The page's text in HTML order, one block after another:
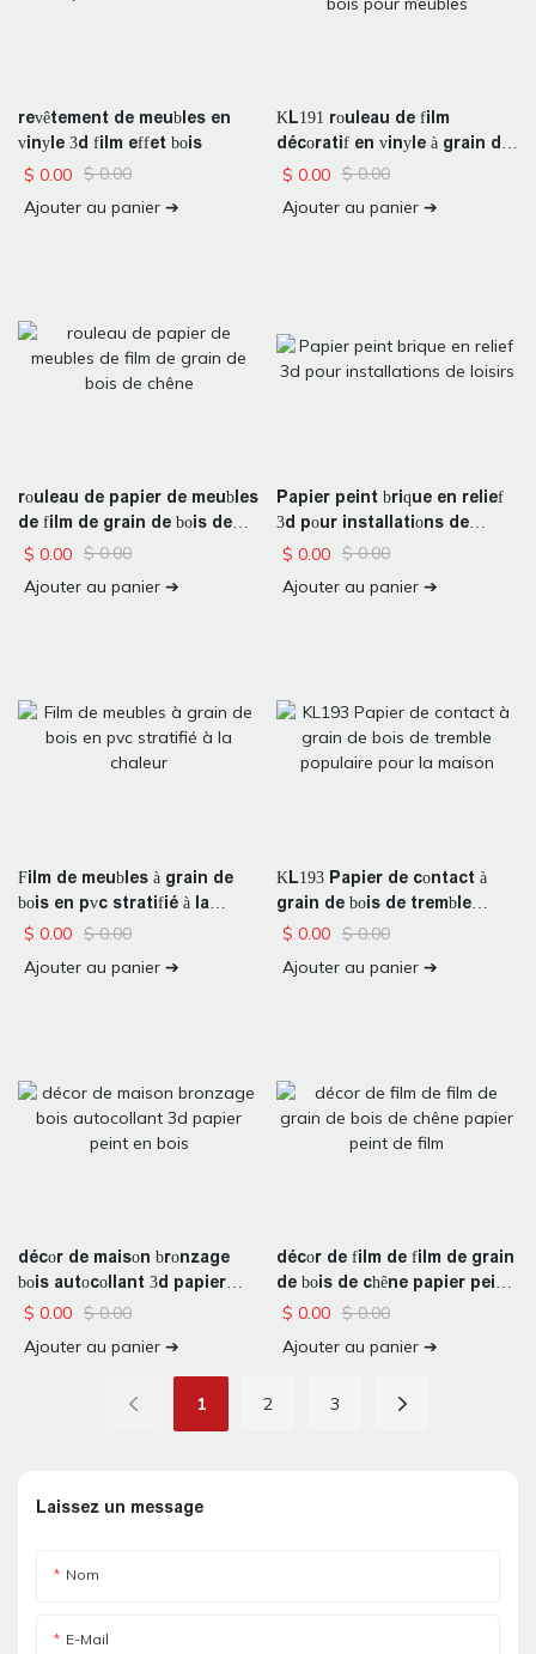
revêtement de meubles en
vinyle 3d film effet bois
$ 0.00 $0.00
Ajouter au panier ➔
KL191 rouleau de film
décoratif en vinyle à grain de
bois pour meubles
$ 0.00 $0.00
Ajouter au panier ➔
rouleau de papier de meubles
de film de grain de bois de
chêne
$ 0.00 $0.00
Ajouter au panier ➔
Papier peint brique en relief
3d pour installations de
loisirs
$ 0.00 $0.00
Ajouter au panier ➔
Film de meubles à grain de
bois en pvc stratifié à la
chaleur
$ 0.00 $0.00
Ajouter au panier ➔
KL193 Papier de contact à
grain de bois de tremble
populaire pour la maison
$ 0.00 $0.00
Ajouter au panier ➔
décor de maison bronzage
bois autocollant 3d papier
peint en bois
$ 0.00 $0.00
Ajouter au panier ➔
décor de film de film de grain
de bois de chêne papier peint
de film
$ 0.00 $0.00
Ajouter au panier ➔
1 2 3
Laissez un message
Nom
E-Mail